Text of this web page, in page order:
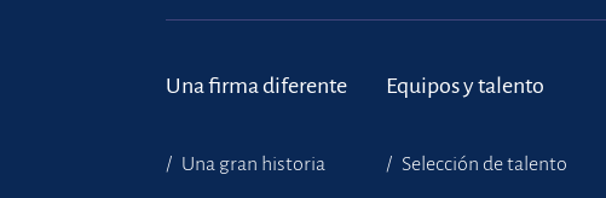
Una firma diferente
Una gran historia
Equipos y talento
Selección de talento